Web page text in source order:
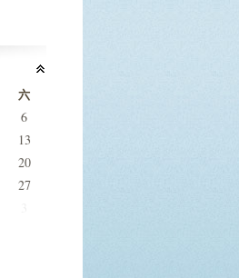
六
6
13
20
27